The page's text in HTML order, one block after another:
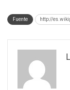
Fuente http://